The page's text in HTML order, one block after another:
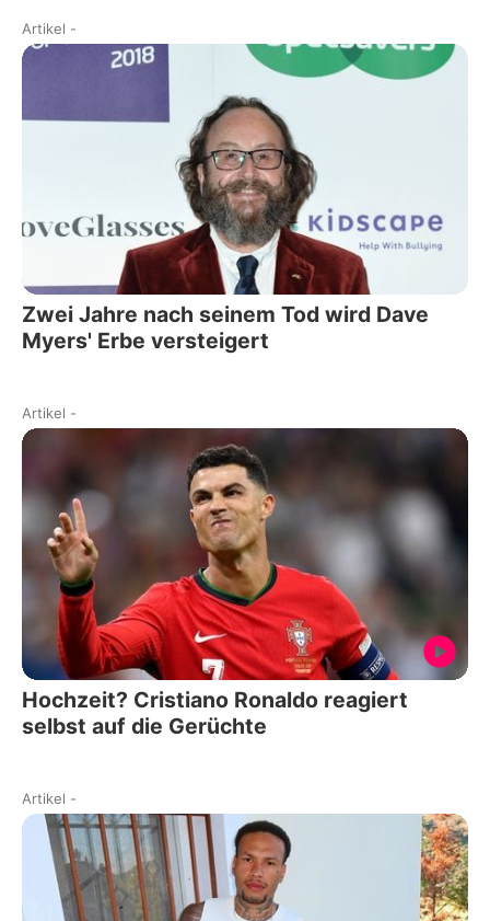
Artikel -
Zwei Jahre nach seinem Tod wird Dave
Myers' Erbe versteigert
Artikel -
Hochzeit? Cristiano Ronaldo reagiert
selbst auf die Gerüchte
Artikel -